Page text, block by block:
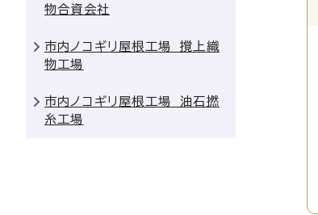
物合資会社
市内ノコギリ屋根工場 撹上織
物工場
市内ノコギリ屋根工場 油石撚
糸工場